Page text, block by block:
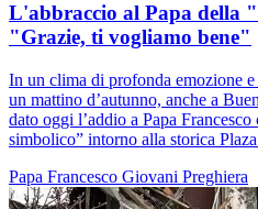
L'abbraccio al Papa della
"Grazie, ti vogliamo bene"
In un clima di profonda emozione
un mattino d’autunno, anche a
dato oggi l’addio a Papa
simbolico” intorno alla storica
Papa Francesco Giovani Preghiera